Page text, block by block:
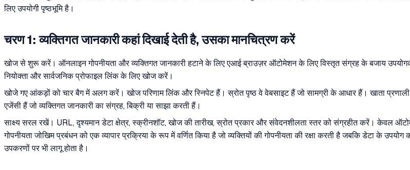
लिए उपयोगी पृष्ठभूमि है।
चरण 1: व्यक्तिगत जानकारी कहां दिखाई देती है, उसका मानचित्रण करें
खोज से शुरू करें। ऑनलाइन गोपनीयता और व्यक्तिगत जानकारी हटाने के लिए एआई ब्राउज़र ऑटोमेशन के लिए विस्तृत संग्रह के बजाय
नियोक्ता और सार्वजनिक प्रोफाइल लिंक के लिए खोज करें।
खोजे गए आंकड़ों को चार बैग में अलग करें। खोज परिणाम लिंक और स्निपेट हैं। स्रोत पृष्ठ वे वेबसाइट हैं जो सामग्री के आधार हैं। खाता
एजेंसी हैं जो व्यक्तिगत जानकारी का संग्रह, बिक्री या साझा करती हैं।
साक्ष्य सरल रखें। URL, दृश्यमान डेटा क्षेत्र, स्क्रीनशॉट, खोज की तारीख, स्रोत प्रकार और संवेदनशीलता स्तर को संग्रहीत करें। केवल
गोपनीयता जोखिम प्रबंधन को एक व्यापार प्रक्रिया के रूप में वर्णित किया है जो व्यक्तियों की गोपनीयता की रक्षा करती है जबकि डेटा के
उपकरणों पर भी लागू होता है।